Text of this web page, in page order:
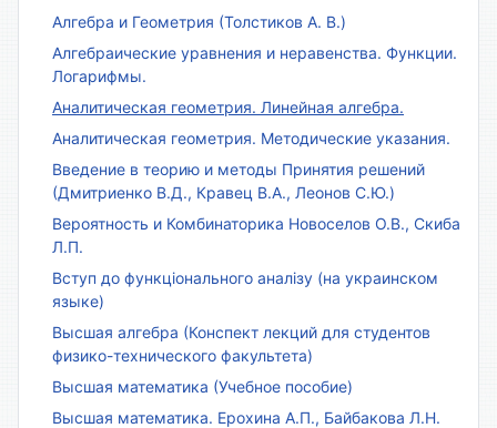
Алгебра и Геометрия (Толстиков А. В.)
Алгебраические уравнения и неравенства. Функции.
Логарифмы.
Аналитическая геометрия. Линейная алгебра.
Аналитическая геометрия. Методические указания.
Введение в теорию и методы Принятия решений
(Дмитриенко В.Д., Кравец В.А., Леонов С.Ю.)
Вероятность и Комбинаторика Новоселов О.В., Скиба
Л.П.
Вступ до функціонального аналізу (на украинском
языке)
Высшая алгебра (Конспект лекций для студентов
физико-технического факультета)
Высшая математика (Учебное пособие)
Высшая математика. Ерохина А.П., Байбакова Л.Н.